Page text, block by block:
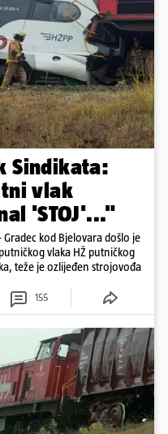
Sindikata:
vlak
'STOJ'..."
kod Bjelovara došlo je
vlaka HŽ putničkog
teže je ozlijeđen strojovođa
155